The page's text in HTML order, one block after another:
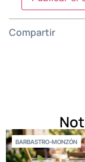
Compartir
BARBASTRO-MONZÓN